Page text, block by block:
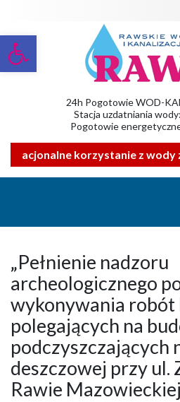
Otwórz pasek
24h Pogotowie WOD-
Stacja uzdatniania wody:
Pogotowie
racjonalne korzystanie z wody z
„Pełnienie nadzoru
archeologicznego
wykonywania robót
polegających na
podczyszczających
deszczowej przy ul.
Rawie